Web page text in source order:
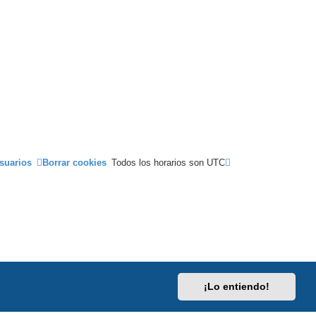
¡Lo entiendo!
Todos los horarios son UTC
Borrar cookies